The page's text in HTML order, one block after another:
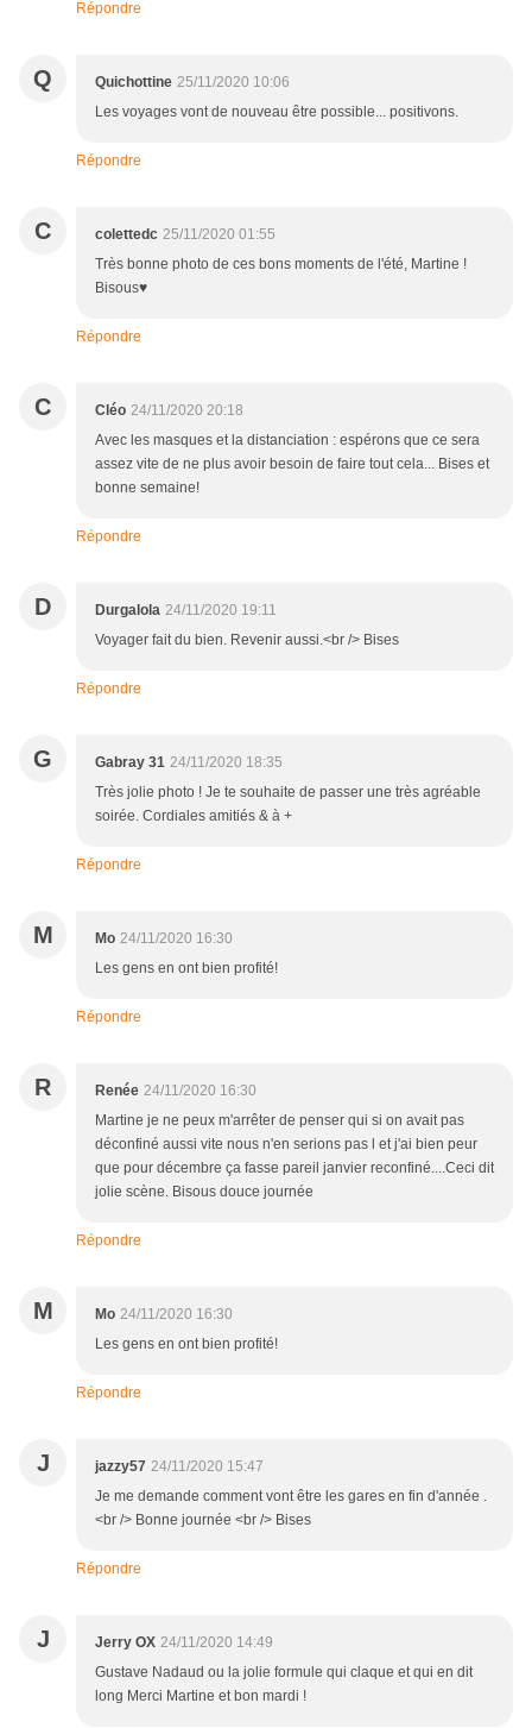
Répondre
Q Quichottine 25/11/2020 10:06
Les voyages vont de nouveau être possible... positivons.
Répondre
C colettedc 25/11/2020 01:55
Très bonne photo de ces bons moments de l'été, Martine !
Bisous♥
Répondre
C Cléo 24/11/2020 20:18
Avec les masques et la distanciation : espérons que ce sera
assez vite de ne plus avoir besoin de faire tout cela... Bises et
bonne semaine!
Répondre
D Durgalola 24/11/2020 19:11
Voyager fait du bien. Revenir aussi.<br /> Bises
Répondre
G Gabray 31 24/11/2020 18:35
Très jolie photo ! Je te souhaite de passer une très agréable
soirée. Cordiales amitiés & à +
Répondre
M Mo 24/11/2020 16:30
Les gens en ont bien profité!
Répondre
R Renée 24/11/2020 16:30
Martine je ne peux m'arrêter de penser qui si on avait pas
déconfiné aussi vite nous n'en serions pas l et j'ai bien peur
que pour décembre ça fasse pareil janvier reconfiné....Ceci dit
jolie scène. Bisous douce journée
Répondre
M Mo 24/11/2020 16:30
Les gens en ont bien profité!
Répondre
J jazzy57 24/11/2020 15:47
Je me demande comment vont être les gares en fin d'année .
<br /> Bonne journée <br /> Bises
Répondre
J Jerry OX 24/11/2020 14:49
Gustave Nadaud ou la jolie formule qui claque et qui en dit
long Merci Martine et bon mardi !